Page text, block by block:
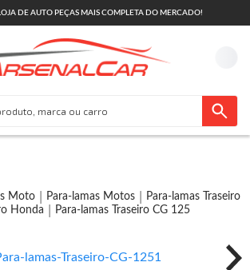
DE AUTO PEÇAS MAIS COMPLETA DO MERCADO!
Moto Para-lamas Motos
Para-lamas Traseiro
Honda
Para-lamas Traseiro CG 125